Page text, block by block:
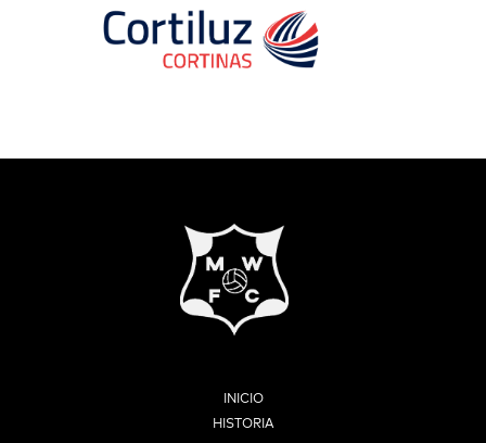
INICIO
HISTORIA